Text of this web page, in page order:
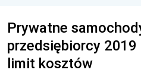
Prywatne
przedsiębiorcy 2019
limit kosztów